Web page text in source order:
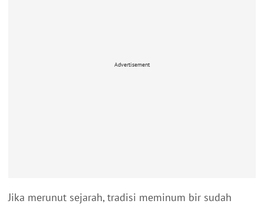
Advertisement
Jika merunut sejarah, tradisi meminum bir sudah